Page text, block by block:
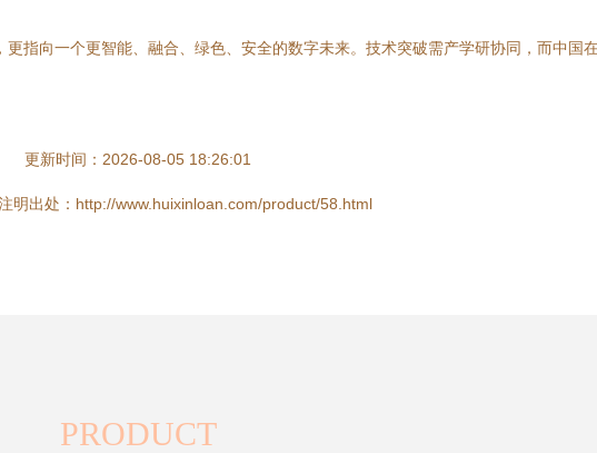
指向一个更智能、融合、绿色、安全的数字未来。技术突破需产学研协同，而中国
更新时间：2026-08-05 18:26:01
明出处：http://www.huixinloan.com/product/58.html
PRODUCT